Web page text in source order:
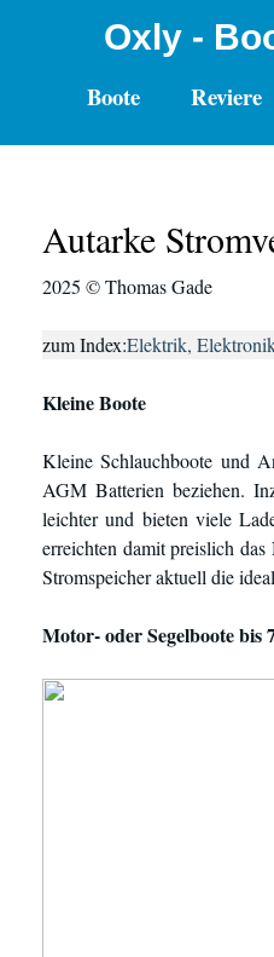
Oxly -
Boote Reviere
Autarke
2025 © Thomas Gade
zum Index:Elektrik,
Kleine Boote
Kleine Schlauchboote und
AGM Batterien beziehen.
leichter und bieten viele
erreichten damit preislich
Stromspeicher aktuell die
Motor- oder Segelboote bis